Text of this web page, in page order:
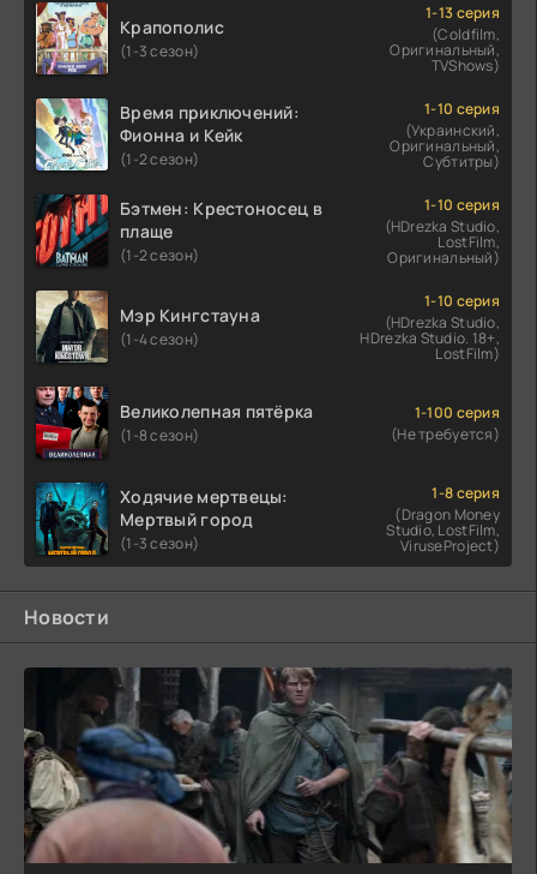
Крапополис
(1-3 сезон)
1-13 серия
(Coldfilm,
Оригинальный,
TVShows)
Время приключений:
Фионна и Кейк
(1-2 сезон)
1-10 серия
(Украинский,
Оригинальный,
Субтитры)
Бэтмен: Крестоносец в
плаще
(1-2 сезон)
1-10 серия
(HDrezka Studio,
LostFilm,
Оригинальный)
Мэр Кингстауна
(1-4 сезон)
1-10 серия
(HDrezka Studio,
HDrezka Studio. 18+,
LostFilm)
Великолепная пятёрка
(1-8 сезон)
1-100 серия
(Не требуется)
Ходячие мертвецы:
Мертвый город
(1-3 сезон)
1-8 серия
(Dragon Money
Studio, LostFilm,
ViruseProject)
Новости